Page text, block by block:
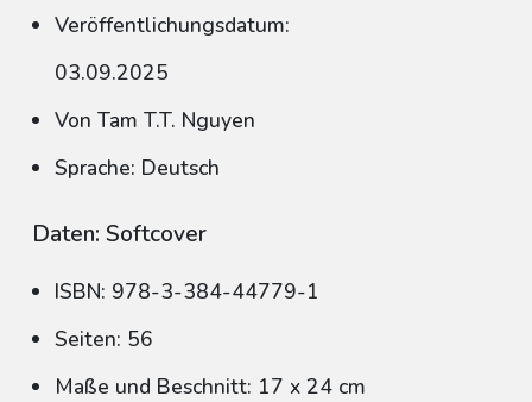
Veröffentlichungsdatum:
03.09.2025
Von Tam T.T. Nguyen
Sprache: Deutsch
Daten: Softcover
ISBN: 978-3-384-44779-1
Seiten: 56
Maße und Beschnitt: 17 x 24 cm